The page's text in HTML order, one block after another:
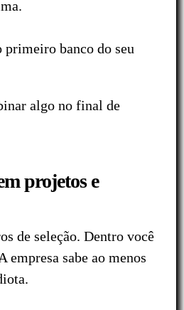
primeiro banco do seu
algo no final de
projetos e
de seleção. Dentro você
A empresa sabe ao menos